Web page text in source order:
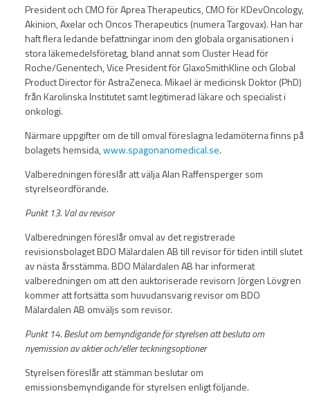
President och CMO för Aprea Therapeutics, CMO för KDevOncology,
Akinion, Axelar och Oncos Therapeutics (numera Targovax). Han har
haft flera ledande befattningar inom den globala organisationen i
stora läkemedelsföretag, bland annat som Cluster Head för
Roche/Genentech, Vice President för GlaxoSmithKline och Global
Product Director för AstraZeneca. Mikael är medicinsk Doktor (PhD)
från Karolinska Institutet samt legitimerad läkare och specialist i
onkologi.
Närmare uppgifter om de till omval föreslagna ledamöterna finns på
bolagets hemsida,www.spagonanomedical.se.
Valberedningen föreslår att välja Alan Raffensperger som
styrelseordförande.
Punkt 13. Val av revisor
Valberedningen föreslår omval av det registrerade
revisionsbolaget BDO Mälardalen AB till revisor för tiden intill slutet
av nästa årsstämma. BDO Mälardalen AB har informerat
valberedningen om att den auktoriserade revisorn Jörgen Lövgren
kommer att fortsätta som huvudansvarig revisor om BDO
Mälardalen AB omväljs som revisor.
Punkt 14. Beslut om bemyndigande för styrelsen att besluta om
nyemission av aktier och/eller teckningsoptioner
Styrelsen föreslår att stämman beslutar om
emissionsbemyndigande för styrelsen enligt följande.